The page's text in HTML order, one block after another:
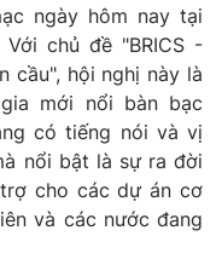
ngày hôm nay tại
chủ đề "BRICS -
cầu", hội nghị này là
mới nổi bàn bạc
có tiếng nói và vị
nổi bật là sự ra đời
trợ cho các dự án cơ
và các nước đang